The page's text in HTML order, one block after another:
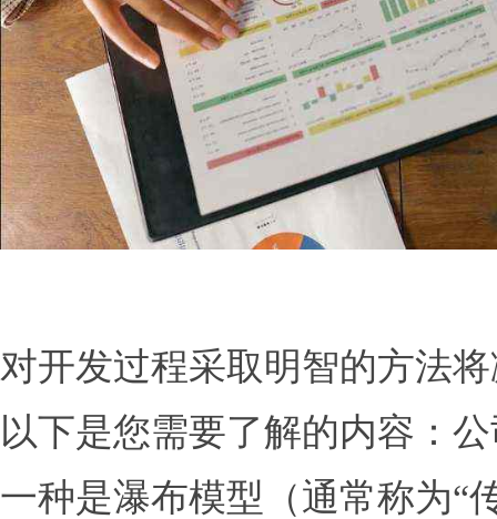
对开发过程采取明智的方法
以下是您需要了解的内容：
一种是瀑布模型（通常称为“